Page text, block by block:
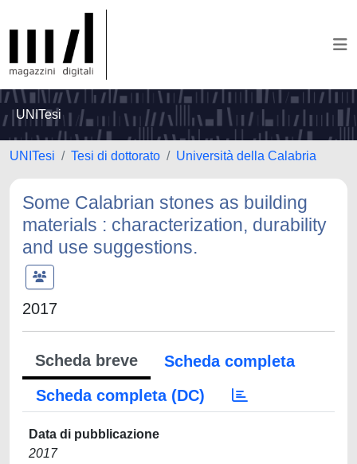
UNITesi
UNITesi Tesi di dottorato Università della Calabria
Some Calabrian stones as building
materials : characterization, durability
and use suggestions.
2017
Scheda breve
Scheda completa
Scheda completa (DC)
Data di pubblicazione
2017